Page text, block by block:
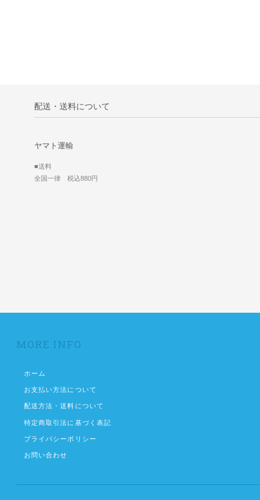
配送・送料について
ヤマト運輸
■送料
全国一律 税込880円
MORE INFO
ホーム
お支払い方法について
配送方法・送料について
特定商取引法に基づく表記
プライバシーポリシー
お問い合わせ